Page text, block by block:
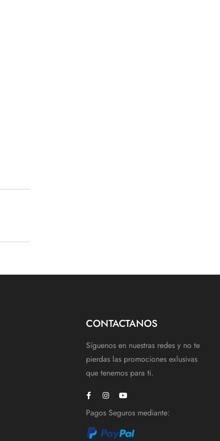
CONTACTANOS
Síguenos en nuestras redes y no te
pierdas las promociones exlusivas
que tenemos para ti.
Pagos Seguros mediante: